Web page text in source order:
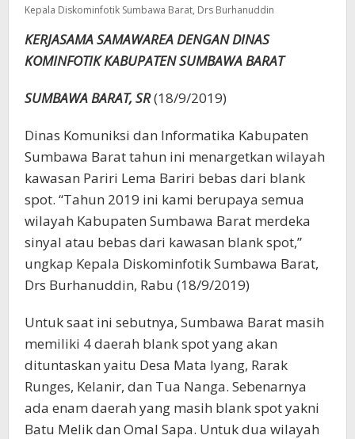
Kepala Diskominfotik Sumbawa Barat, Drs Burhanuddin
KERJASAMA SAMAWAREA DENGAN DINAS
KOMINFOTIK KABUPATEN SUMBAWA BARAT
SUMBAWA BARAT, SR(18/9/2019)
Dinas Komuniksi dan Informatika Kabupaten
Sumbawa Barat tahun ini menargetkan wilayah
kawasan Pariri Lema Bariri bebas dari blank
spot. “Tahun 2019 ini kami berupaya semua
wilayah Kabupaten Sumbawa Barat merdeka
sinyal atau bebas dari kawasan blank spot,”
ungkap Kepala Diskominfotik Sumbawa Barat,
Drs Burhanuddin, Rabu (18/9/2019)
Untuk saat ini sebutnya, Sumbawa Barat masih
memiliki 4 daerah blank spot yang akan
dituntaskan yaitu Desa Mata Iyang, Rarak
Runges, Kelanir, dan Tua Nanga. Sebenarnya
ada enam daerah yang masih blank spot yakni
Batu Melik dan Omal Sapa. Untuk dua wilayah